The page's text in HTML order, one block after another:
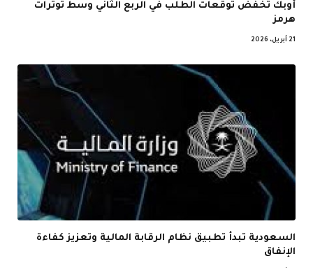
أوبك تخفض توقعات الطلب في الربع الثاني وسط توترات
هرمز
21 أبريل، 2026
السعودية تبدأ تطبيق نظام الرقابة المالية وتعزيز كفاءة
الإنفاق